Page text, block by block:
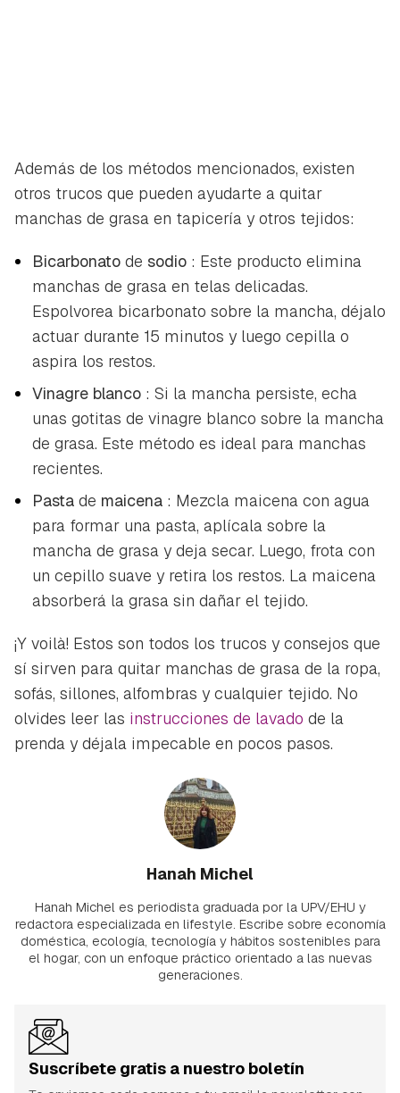
Además de los métodos mencionados, existen
otros trucos que pueden ayudarte a quitar
manchas de grasa en tapicería y otros tejidos:
Bicarbonato de sodio : Este producto elimina
manchas de grasa en telas delicadas.
Espolvorea bicarbonato sobre la mancha, déjalo
actuar durante 15 minutos y luego cepilla o
aspira los restos.
Vinagre blanco : Si la mancha persiste, echa
unas gotitas de vinagre blanco sobre la mancha
de grasa. Este método es ideal para manchas
recientes.
Pasta de maicena : Mezcla maicena con agua
para formar una pasta, aplícala sobre la
mancha de grasa y deja secar. Luego, frota con
un cepillo suave y retira los restos. La maicena
absorberá la grasa sin dañar el tejido.
¡Y voilà! Estos son todos los trucos y consejos que
sí sirven para quitar manchas de grasa de la ropa,
sofás, sillones, alfombras y cualquier tejido. No
olvides leer las instrucciones de lavado de la
prenda y déjala impecable en pocos pasos.
Hanah Michel
Hanah Michel es periodista graduada por la UPV/EHU y
redactora especializada en lifestyle. Escribe sobre economía
doméstica, ecología, tecnología y hábitos sostenibles para
el hogar, con un enfoque práctico orientado a las nuevas
generaciones.
Suscríbete gratis a nuestro boletín